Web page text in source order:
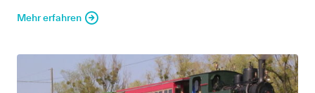
Mehr erfahren